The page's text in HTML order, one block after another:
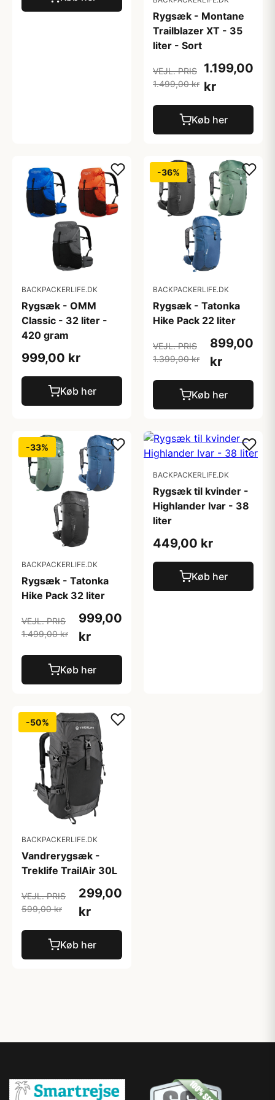
Rygsæk - Montane
Trailblazer XT - 35
liter - Sort
VEJL. PRIS
1.499,00 kr
1.199,00
kr
Køb her
BACKPACKERLIFE.DK
Rygsæk - OMM
Classic - 32 liter -
420 gram
999,00 kr
Køb her
-36%
BACKPACKERLIFE.DK
Rygsæk - Tatonka
Hike Pack 22 liter
VEJL. PRIS
1.399,00 kr
899,00
kr
Køb her
-33%
BACKPACKERLIFE.DK
Rygsæk - Tatonka
Hike Pack 32 liter
VEJL. PRIS
1.499,00 kr
999,00
kr
Køb her
BACKPACKERLIFE.DK
Rygsæk til kvinder -
Highlander Ivar - 38
liter
449,00 kr
Køb her
-50%
BACKPACKERLIFE.DK
Vandrerygsæk -
Treklife TrailAir 30L
VEJL. PRIS
599,00 kr
299,00
kr
Køb her